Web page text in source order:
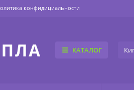
конфидициальности
КАТАЛОГ